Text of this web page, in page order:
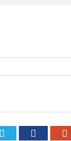
Twitter Facebook